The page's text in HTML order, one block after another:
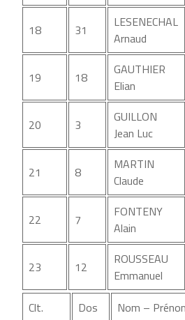
18 31
LESENECHAL
Arnaud
19 18
GAUTHIER
Elian
20 3
GUILLON
Jean Luc
21 8
MARTIN
Claude
22 7
FONTENY
Alain
23 12
ROUSSEAU
Emmanuel
Clt. Dos Nom –